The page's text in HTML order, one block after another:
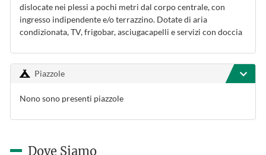
dislocate nei plessi a pochi metri dal corpo centrale, con
ingresso indipendente e/o terrazzino. Dotate di aria
condizionata, TV, frigobar, asciugacapelli e servizi con doccia
Piazzole
Nono sono presenti piazzole
Dove Siamo